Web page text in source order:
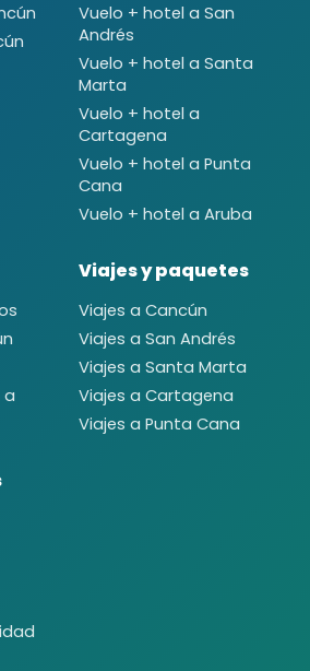
Vuelo + hotel a San
Andrés
Vuelo + hotel a Santa
Marta
Vuelo + hotel a
Cartagena
Vuelo + hotel a Punta
Cana
Vuelo + hotel a Aruba
a
Viajes y paquetes
Viajes a Cancún
Viajes a San Andrés
Viajes a Santa Marta
Viajes a Cartagena
Viajes a Punta Cana